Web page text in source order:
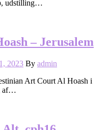
udstilling…
– Jerusalem
2023 By admin
Art Court Al Hoash i
af…